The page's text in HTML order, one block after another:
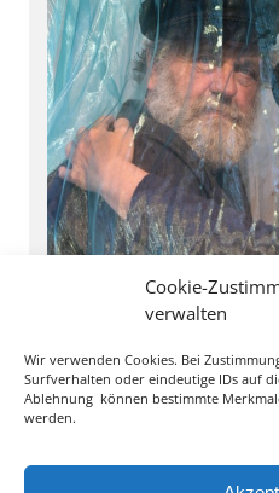
Cookie-
verwalten
Wir verwenden Cookies. Bei
Surfverhalten oder eindeutige IDs auf
Ablehnung können bestimmte
werden.
Kurzprogramm